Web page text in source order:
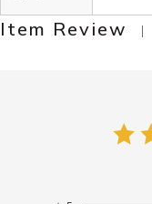
Item Review